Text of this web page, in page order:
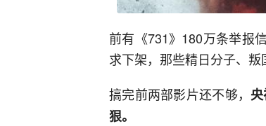
前有《731》180万条举报
求下架，那些精日分子、叛
搞完前两部影片还不够，
狠。